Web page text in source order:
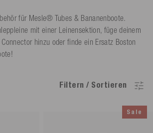
für Mesle® Tubes & Bananenboote.
mit einer Leinensektion, füge deinem
hinzu oder finde ein Ersatz Boston
Filtern / Sortieren
Sale